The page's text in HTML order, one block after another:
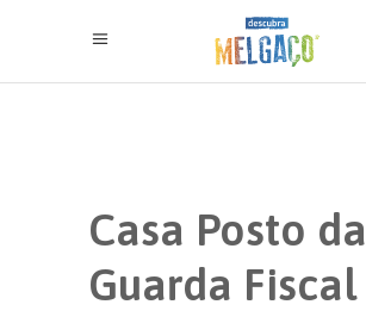
Casa Posto da
Guarda Fiscal